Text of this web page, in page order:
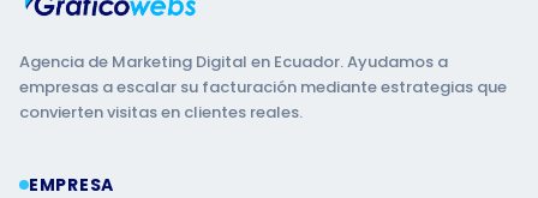
Agencia de Marketing Digital en Ecuador. Ayudamos a
empresas a escalar su facturación mediante estrategias que
convierten visitas en clientes reales.
EMPRESA